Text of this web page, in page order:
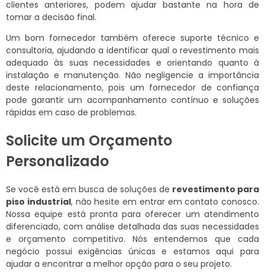
clientes anteriores, podem ajudar bastante na hora de
tomar a decisão final.
Um bom fornecedor também oferece suporte técnico e
consultoria, ajudando a identificar qual o revestimento mais
adequado às suas necessidades e orientando quanto à
instalação e manutenção. Não negligencie a importância
deste relacionamento, pois um fornecedor de confiança
pode garantir um acompanhamento contínuo e soluções
rápidas em caso de problemas.
Solicite um Orçamento
Personalizado
Se você está em busca de soluções de revestimento para
piso industrial, não hesite em entrar em contato conosco.
Nossa equipe está pronta para oferecer um atendimento
diferenciado, com análise detalhada das suas necessidades
e orçamento competitivo. Nós entendemos que cada
negócio possui exigências únicas e estamos aqui para
ajudar a encontrar a melhor opção para o seu projeto.